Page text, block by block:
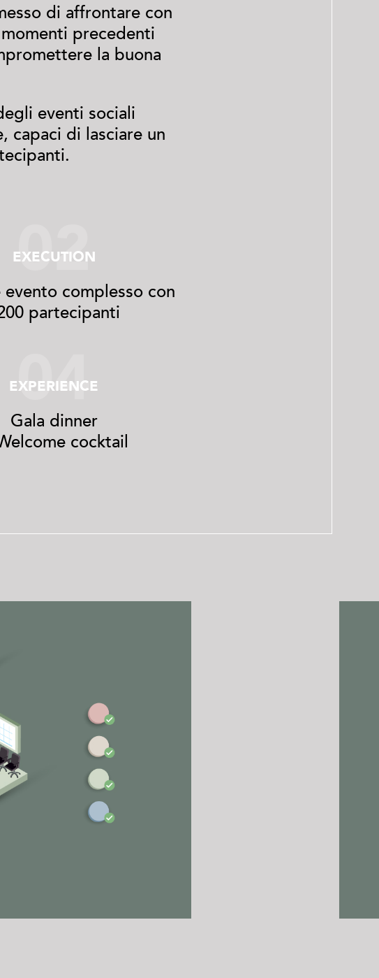
di affrontare con
precedenti
la buona
eventi sociali
capaci di lasciare un
02
EXECUTION
complesso con
partecipanti
04
EXPERIENCE
Gala dinner
cocktail